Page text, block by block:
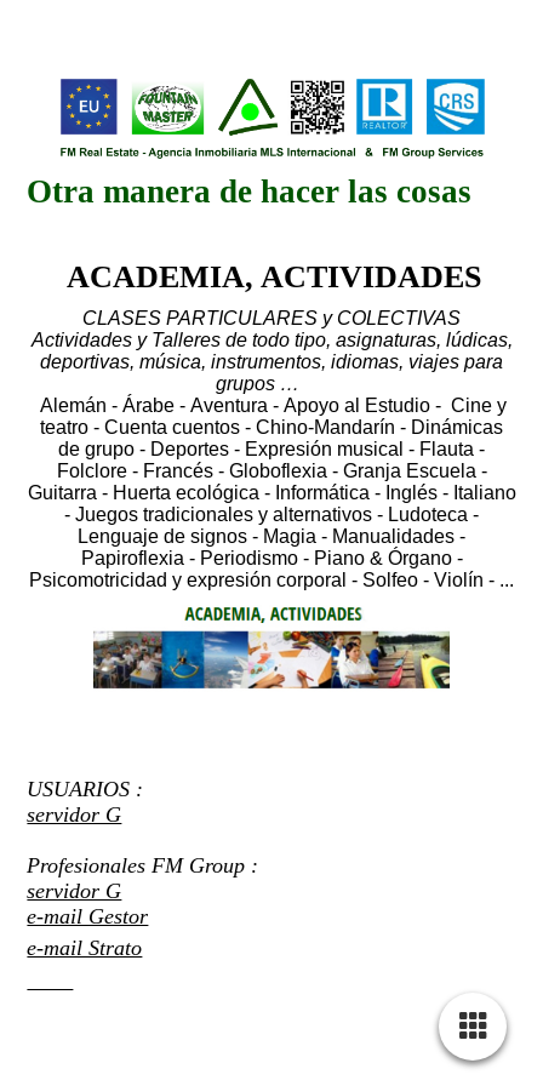
Otra manera de hacer las cosas
ACADEMIA, ACTIVIDADES
CLASES PARTICULARES y COLECTIVAS
Actividades y Talleres de todo tipo, asignaturas, lúdicas,
deportivas, música, instrumentos, idiomas, viajes para
grupos …
Alemán - Árabe - Aventura - Apoyo al Estudio - Cine y
teatro - Cuenta cuentos - Chino-Mandarín - Dinámicas
de grupo - Deportes - Expresión musical - Flauta -
Folclore - Francés - Globoflexia - Granja Escuela -
Guitarra - Huerta ecológica - Informática - Inglés - Italiano
- Juegos tradicionales y alternativos - Ludoteca -
Lenguaje de signos - Magia - Manualidades -
Papiroflexia - Periodismo - Piano & Órgano -
Psicomotricidad y expresión corporal - Solfeo - Violín - ...
USUARIOS :
servidor G
Profesionales FM Group :
servidor G
e-mail Gestor
e-mail Strato